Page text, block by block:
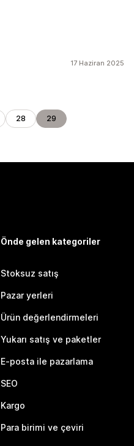
17 Haziran 2025
28 29
Önde gelen kategoriler
Stoksuz satış
Pazar yerleri
Ürün değerlendirmeleri
Yukarı satış ve paketler
E-posta ile pazarlama
SEO
Kargo
Para birimi ve çeviri